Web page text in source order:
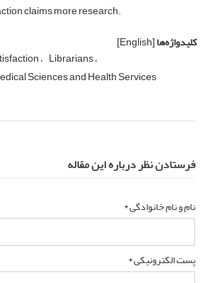
claims more research.
کلیدواژه‌ها[English]
Librarians
Sciences and Health Services
فرستادن نظر درباره این مقاله
نام و نام خانوادگی *
پست الکترونیکی *